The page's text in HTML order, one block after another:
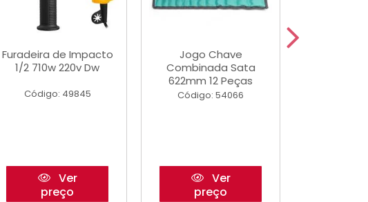
Furadeira de Impacto
1/2 710w 220v Dw
Código: 49845
Ver
preço
Jogo Chave
Combinada Sata
622mm 12 Peças
Código: 54066
Ver
preço